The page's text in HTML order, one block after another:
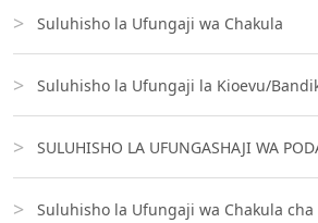
Suluhisho la Ufungaji wa Chakula
Suluhisho la Ufungaji la Kioevu/
SULUHISHO LA UFUNGASHAJI WA
Suluhisho la Ufungaji wa Chakula